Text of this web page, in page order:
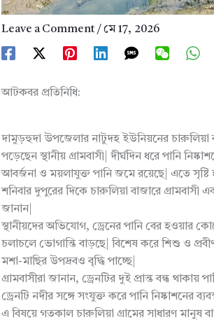
Leave a Comment / মে 17, 2026
আটকবর প্রতিনিধি:
দামুড়হুদা উপজেলার নাটুদহ ইউনিয়নের চারুলিয়া
পড়েছেন স্থানীয় গ্রামবাসী| দীর্ঘদিন ধরে পানি
আবর্জনা ও ময়লাযুক্ত পানি জমে রয়েছে| এতে সৃষ্টি
শনিবার দুপুরের দিকে চারুলিয়া বাজারে গ্রামবাসী
জানান|
স্থানীয়দের অভিযোগ, ড্রেনের পানি বের হওয়ার
চলাচলে ভোগান্তি বাড়ছে| বিশেষ করে শিশু ও
মশা-মাছির উপদ্রবও বৃদ্ধি পাচ্ছে|
গ্রামবাসীরা জানান, ড্রেনটির দুই প্রান্ত বন্ধ থাকায়
ড্রেনটি নদীর সঙ্গে সংযুক্ত করে পানি নিষ্কাশনের
এ বিষয়ে গতকাল চারুলিয়া গ্রামের সাধারণ মানুষ